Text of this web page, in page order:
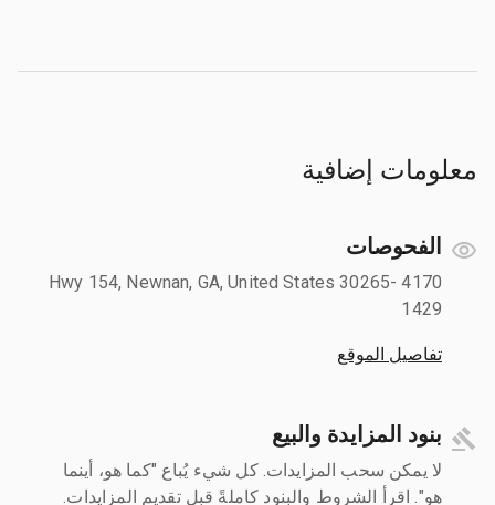
معلومات إضافية
الفحوصات
4170 Hwy 154, Newnan, GA, United States 30265-
1429
تفاصيل الموقع
بنود المزايدة والبيع
لا يمكن سحب المزايدات. كل شيء يُباع "كما هو، أينما
هو". اقرأ الشروط والبنود كاملةً قبل تقديم المزايدات.